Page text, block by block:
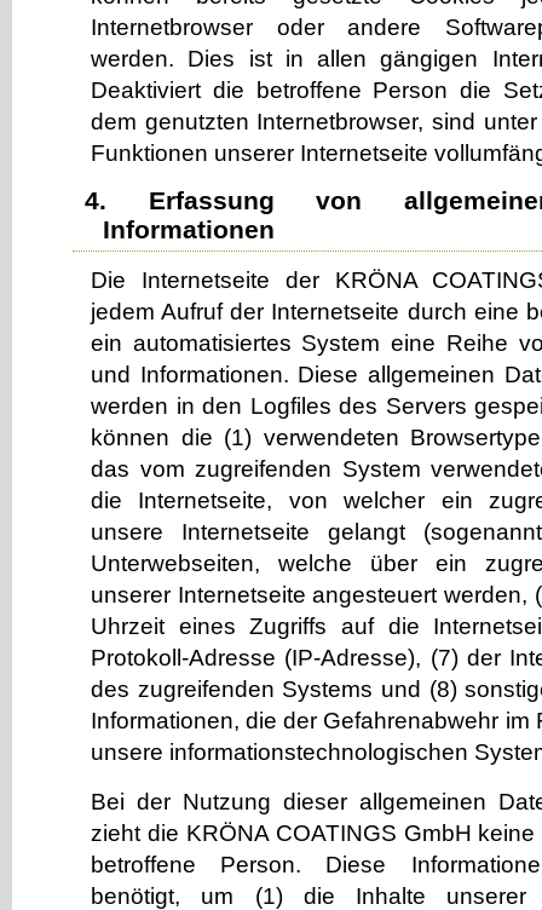
Internetbrowser oder andere
werden. Dies ist in allen gängigen
Deaktiviert die betroffene Person die
dem genutzten Internetbrowser, sind
Funktionen unserer Internetseite
4. Erfassung von
Informationen
Die Internetseite der KRÖNA
jedem Aufruf der Internetseite durch eine
ein automatisiertes System eine Reihe
und Informationen. Diese allgemeinen
werden in den Logfiles des Servers
können die (1) verwendeten
das vom zugreifenden System
die Internetseite, von welcher ein
unsere Internetseite gelangt
Unterwebseiten, welche über ein
unserer Internetseite angesteuert werden,
Uhrzeit eines Zugriffs auf die
Protokoll-Adresse (IP-Adresse), (7) der
des zugreifenden Systems und (8)
Informationen, die der Gefahrenabwehr im
unsere informationstechnologischen
Bei der Nutzung dieser allgemeinen
zieht die KRÖNA COATINGS GmbH
betroffene Person. Diese
benötigt, um (1) die Inhalte unserer